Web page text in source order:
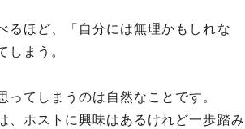
るほど、「自分には無理かもしれな
しまう。
ってしまうのは自然なことです。
、ホストに興味はあるけれど一歩踏み